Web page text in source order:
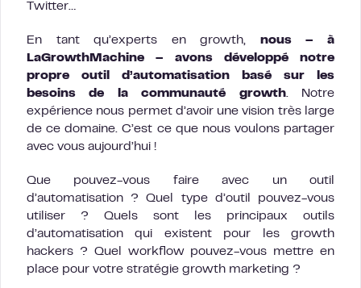
Twitter…
En tant qu’experts en growth, nous – à
LaGrowthMachine – avons développé notre
propre outil d’automatisation basé sur les
besoins de la communauté growth. Notre
expérience nous permet d’avoir une vision très large
de ce domaine. C’est ce que nous voulons partager
avec vous aujourd’hui !
Que pouvez-vous faire avec un outil
d’automatisation ? Quel type d’outil pouvez-vous
utiliser ? Quels sont les principaux outils
d’automatisation qui existent pour les growth
hackers ? Quel workflow pouvez-vous mettre en
place pour votre stratégie growth marketing ?